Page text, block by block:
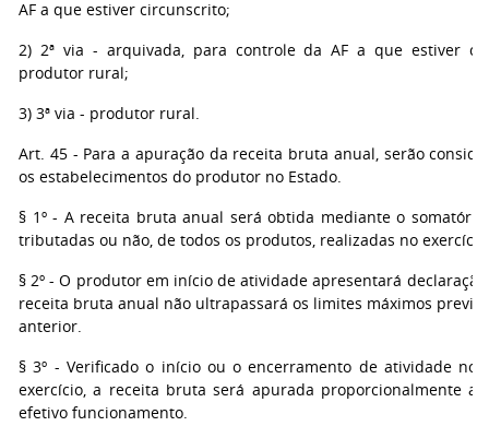
AF a que estiver circunscrito;
2) 2ª via - arquivada, para controle da AF a que estiver
produtor rural;
3) 3ª via - produtor rural.
Art. 45 - Para a apuração da receita bruta anual, serão
os estabelecimentos do produtor no Estado.
§ 1º - A receita bruta anual será obtida mediante o somatório
tributadas ou não, de todos os produtos, realizadas no
§ 2º - O produtor em início de atividade apresentará
receita bruta anual não ultrapassará os limites máximos
anterior.
§ 3º - Verificado o início ou o encerramento de atividade no
exercício, a receita bruta será apurada proporcionalmente
efetivo funcionamento.